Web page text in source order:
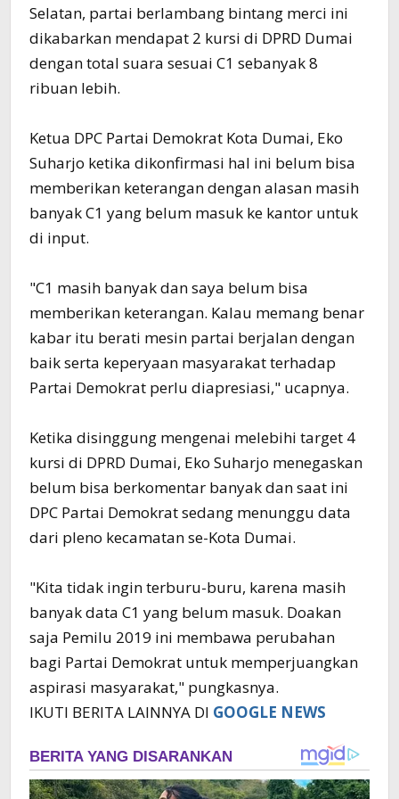
Selatan, partai berlambang bintang merci ini
dikabarkan mendapat 2 kursi di DPRD Dumai
dengan total suara sesuai C1 sebanyak 8
ribuan lebih.
Ketua DPC Partai Demokrat Kota Dumai, Eko
Suharjo ketika dikonfirmasi hal ini belum bisa
memberikan keterangan dengan alasan masih
banyak C1 yang belum masuk ke kantor untuk
di input.
"C1 masih banyak dan saya belum bisa
memberikan keterangan. Kalau memang benar
kabar itu berati mesin partai berjalan dengan
baik serta keperyaan masyarakat terhadap
Partai Demokrat perlu diapresiasi," ucapnya.
Ketika disinggung mengenai melebihi target 4
kursi di DPRD Dumai, Eko Suharjo menegaskan
belum bisa berkomentar banyak dan saat ini
DPC Partai Demokrat sedang menunggu data
dari pleno kecamatan se-Kota Dumai.
"Kita tidak ingin terburu-buru, karena masih
banyak data C1 yang belum masuk. Doakan
saja Pemilu 2019 ini membawa perubahan
bagi Partai Demokrat untuk memperjuangkan
aspirasi masyarakat," pungkasnya.
IKUTI BERITA LAINNYA DI GOOGLE NEWS